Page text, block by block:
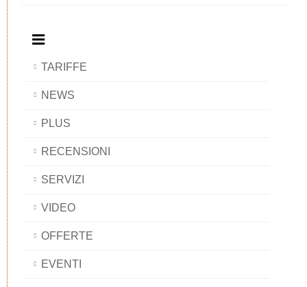
TARIFFE
NEWS
PLUS
RECENSIONI
SERVIZI
VIDEO
OFFERTE
EVENTI